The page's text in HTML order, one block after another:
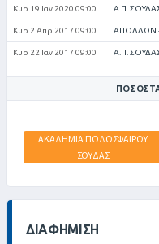
Κυρ 19 Ιαν 2020 09:00 Α.Π.
Κυρ 2 Απρ 2017 09:00 ΑΠΟΛΛΩΝ -
Κυρ 22 Ιαν 2017 09:00 Α.Π.
ΑΚΑΔΗΜΙΑ ΠΟΔΟΣΦΑΙΡΟΥ
ΣΟΥΔΑΣ
ΔΙΑΦΉΜΙΣΗ